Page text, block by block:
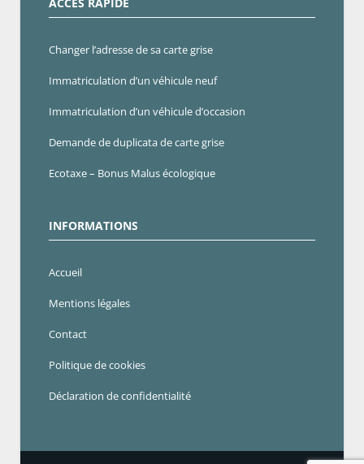
Changer l’adresse de sa carte grise
Immatriculation d’un véhicule neuf
Immatriculation d’un véhicule d’occasion
Demande de duplicata de carte grise
Ecotaxe – Bonus Malus écologique
INFORMATIONS
Accueil
Mentions légales
Contact
Politique de cookies
Déclaration de confidentialité